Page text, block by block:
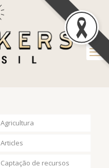
Agricultura
Articles
Captação de recursos